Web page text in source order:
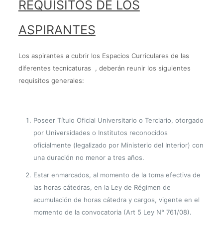
REQUISITOS DE LOS
ASPIRANTES
Los aspirantes a cubrir los Espacios Curriculares de las
diferentes tecnicaturas , deberán reunir los siguientes
requisitos generales:
Poseer Título Oficial Universitario o Terciario, otorgado
por Universidades o Institutos reconocidos
oficialmente (legalizado por Ministerio del Interior) con
una duración no menor a tres años.
Estar enmarcados, al momento de la toma efectiva de
las horas cátedras, en la Ley de Régimen de
acumulación de horas cátedra y cargos, vigente en el
momento de la convocatoria (Art 5 Ley N° 761/08).